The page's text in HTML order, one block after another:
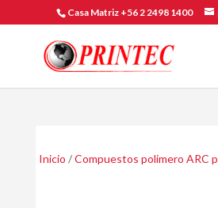
Casa Matriz +56 2 2498 1400
Inicio /Compuestos polimero ARC